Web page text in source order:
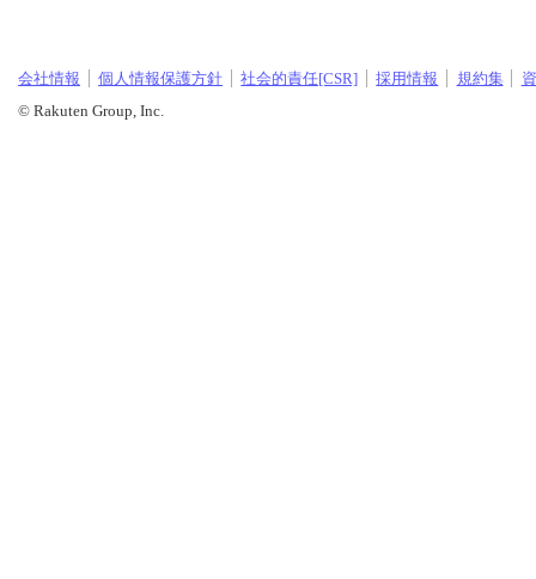
会社情報 個人情報保護方針 社会的責任[CSR] 採用情報 規約集
© Rakuten Group, Inc.